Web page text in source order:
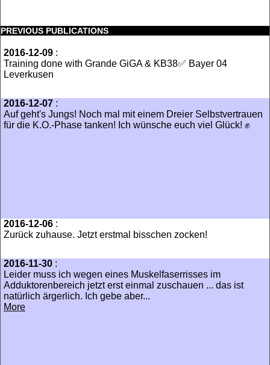
PREVIOUS PUBLICATIONS
2016-12-09 :
Training done with Grande GiGA & KB38✅ Bayer 04
Leverkusen
2016-12-07 :
Auf geht's Jungs! Noch mal mit einem Dreier Selbstvertrauen
für die K.O.-Phase tanken! Ich wünsche euch viel Glück! ✊
2016-12-06 :
Zurück zuhause. Jetzt erstmal bisschen zocken!
2016-11-30 :
Leider muss ich wegen eines Muskelfaserrisses im
Adduktorenbereich jetzt erst einmal zuschauen ... das ist
natürlich ärgerlich. Ich gebe aber...
More